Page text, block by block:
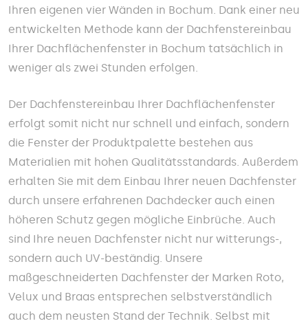
Ihren eigenen vier Wänden in Bochum. Dank einer neu
entwickelten Methode kann der Dachfenstereinbau
Ihrer Dachflächenfenster in Bochum tatsächlich in
weniger als zwei Stunden erfolgen.
Der Dachfenstereinbau Ihrer Dachflächenfenster
erfolgt somit nicht nur schnell und einfach, sondern
die Fenster der Produktpalette bestehen aus
Materialien mit hohen Qualitätsstandards. Außerdem
erhalten Sie mit dem Einbau Ihrer neuen Dachfenster
durch unsere erfahrenen Dachdecker auch einen
höheren Schutz gegen mögliche Einbrüche. Auch
sind Ihre neuen Dachfenster nicht nur witterungs-,
sondern auch UV-beständig. Unsere
maßgeschneiderten Dachfenster der Marken Roto,
Velux und Braas entsprechen selbstverständlich
auch dem neusten Stand der Technik. Selbst mit